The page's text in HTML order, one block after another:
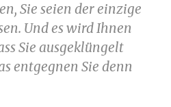
Sie seien der einzige
Und es wird Ihnen
Sie ausgeklüngelt
entgegnen Sie denn